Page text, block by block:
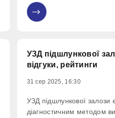
УЗД підшлункової
відгуки, рейтинги
31 сер 2025, 16:30
УЗД підшлункової залози
діагностичним методом